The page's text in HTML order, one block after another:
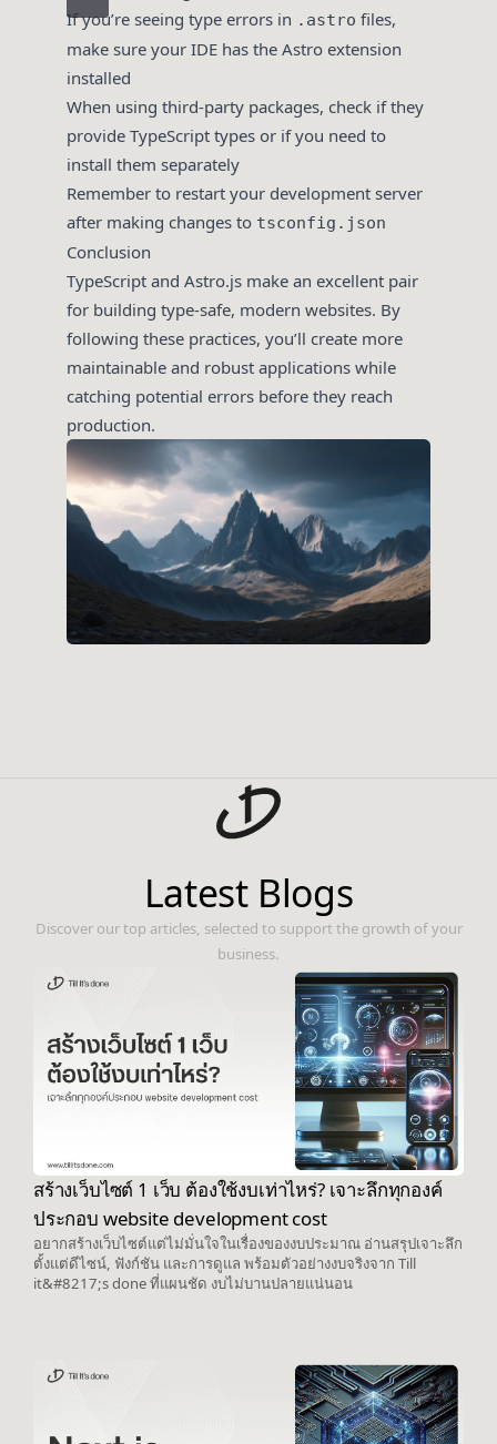
If you’re seeing type errors in .astro files,
make sure your IDE has the Astro extension
installed
When using third-party packages, check if they
provide TypeScript types or if you need to
install them separately
Remember to restart your development server
after making changes to tsconfig.json
Conclusion
TypeScript and Astro.js make an excellent pair
for building type-safe, modern websites. By
following these practices, you’ll create more
maintainable and robust applications while
catching potential errors before they reach
production.
Latest Blogs
Discover our top articles, selected to support the growth of your
business.
สร้างเว็บไซต์ 1 เว็บ ต้องใช้งบเท่าไหร่? เจาะลึกทุกองค์
ประกอบ website development cost
อยากสร้างเว็บไซต์แต่ไม่มั่นใจในเรื่องของงบประมาณ อ่านสรุปเจาะลึก
ตั้งแต่ดีไซน์, ฟังก์ชัน และการดูแล พร้อมตัวอย่างงบจริงจาก Till
it&#8217;s done ที่แผนชัด งบไม่บานปลายแน่นอน